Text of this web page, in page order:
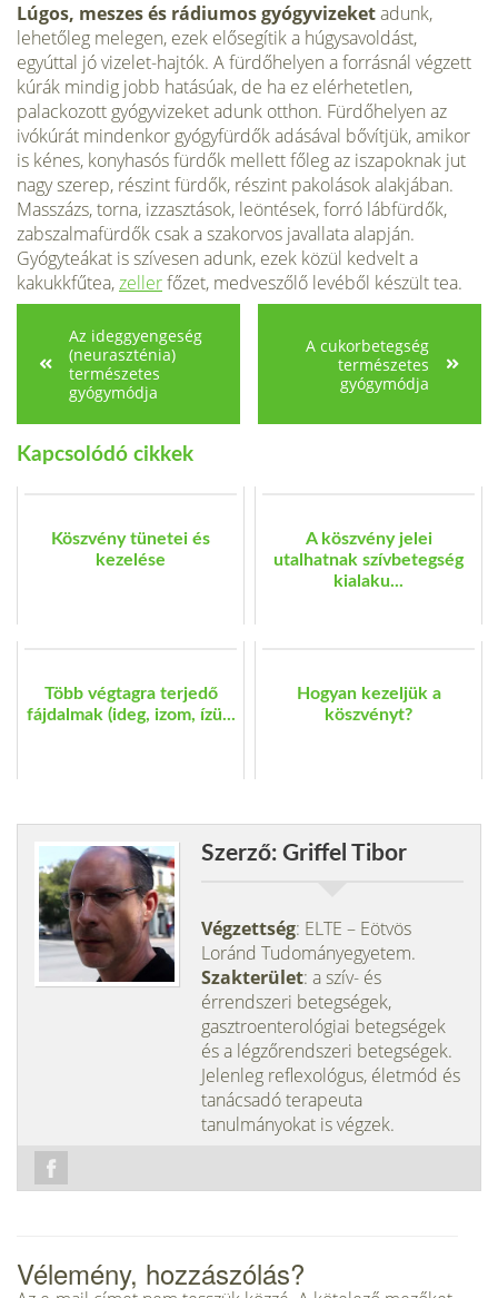
Lúgos, meszes és rádiumos gyógyvizeketadunk,
lehetőleg melegen, ezek elősegítik a húgysavoldást,
egyúttal jó vizelet-hajtók. A fürdőhelyen a forrásnál végzett
kúrák mindig jobb hatásúak, de ha ez elérhetetlen,
palackozott gyógyvizeket adunk otthon. Fürdőhelyen az
ivókúrát mindenkor gyógyfürdők adásával bővítjük, amikor
is kénes, konyhasós fürdők mellett főleg az iszapoknak jut
nagy szerep, részint fürdők, részint pakolások alakjában.
Masszázs, torna, izzasztások, leöntések, forró lábfürdők,
zabszalmafürdők csak a szakorvos javallata alapján.
Gyógyteákat is szívesen adunk, ezek közül kedvelt a
kakukkfűtea,zellerfőzet, medveszőlő levéből készült tea.
Az ideggyengeség
(neuraszténia)
természetes
gyógymódja
A cukorbetegség
természetes
gyógymódja
Kapcsolódó cikkek
Köszvény tünetei és
kezelése
A köszvény jelei
utalhatnak szívbetegség
kialaku...
Több végtagra terjedő
fájdalmak (ideg, izom, ízü...
Hogyan kezeljük a
köszvényt?
Szerző: Griffel Tibor
Végzettség: ELTE – Eötvös
Loránd Tudományegyetem.
Szakterület: a szív- és
érrendszeri betegségek,
gasztroenterológiai betegségek
és a légzőrendszeri betegségek.
Jelenleg reflexológus, életmód és
tanácsadó terapeuta
tanulmányokat is végzek.
Vélemény, hozzászólás?